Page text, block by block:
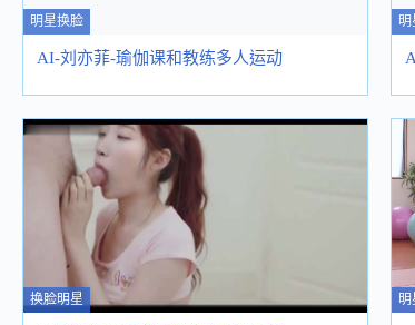
明星换脸
AI-刘亦菲-瑜伽课和教练多人运动
明
换脸明星 明